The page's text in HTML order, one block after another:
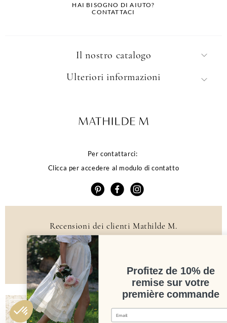
HAI BISOGNO DI AIUTO?
CONTATTACI
Il nostro catalogo
Per contattarci:
Clicca per accedere al modulo di contatto
Ulteriori informazioni
Recensioni dei clienti Mathilde M.
384 recensioni
Newsletter
Profitez de 10% de
remise sur votre
première commande